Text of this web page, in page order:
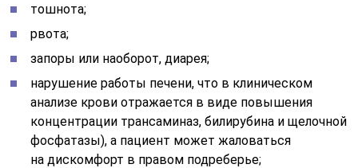
тошнота;
рвота;
запоры или наоборот, диарея;
нарушение работы печени, что в клиническом
анализе крови отражается в виде повышения
концентрации трансаминаз, билирубина и щелочной
фосфатазы), а пациент может жаловаться
на дискомфорт в правом подреберье;